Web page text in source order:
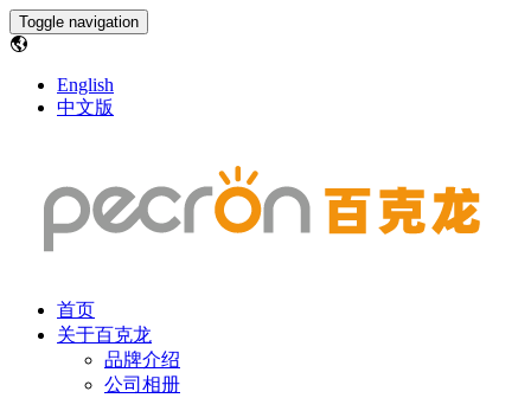
Toggle navigation
English
中文版
首页
关于百克龙
品牌介绍
公司相册